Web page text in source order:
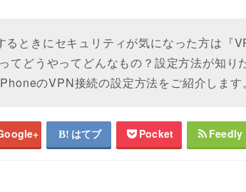
ときにセキュリティが気になった方は『
てどうやってどんなもの？設定方法が知り
のVPN接続の設定方法をご紹介します。
はてブ Pocket Feedly